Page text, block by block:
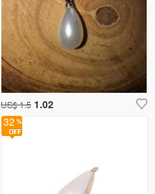
32
US$ 1.5 1.02